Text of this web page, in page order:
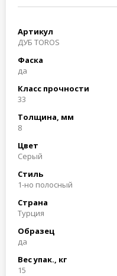
Артикул
ДУБ TOROS
Фаска
да
Класс прочности
33
Толщина, мм
8
Цвет
Серый
Стиль
1-но полосный
Страна
Турция
Образец
да
Вес упак., кг
15